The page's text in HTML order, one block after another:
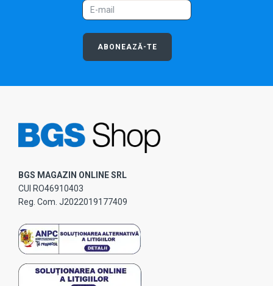
ABONEAZĂ-TE
BGS MAGAZIN ONLINE SRL
CUI RO46910403
Reg. Com. J2022019177409